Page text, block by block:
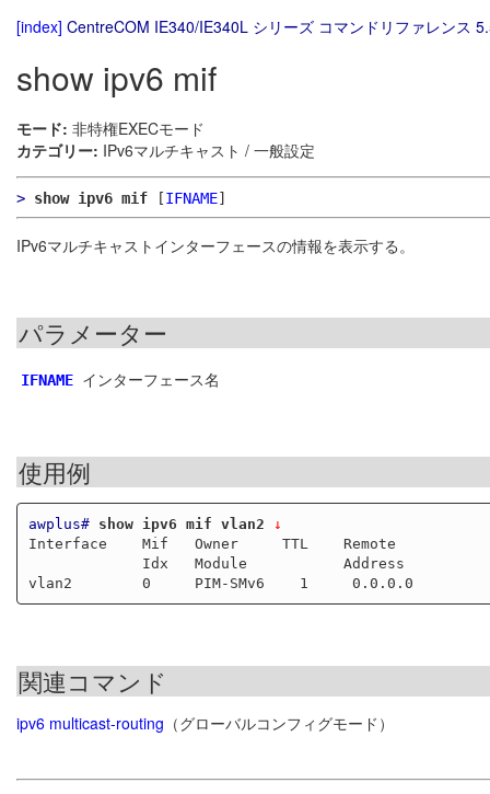
[index] CentreCOM IE340/IE340L シリーズ コマンドリファレンス
show ipv6 mif
モード: 非特権EXECモード
カテゴリー: IPv6マルチキャスト / 一般設定
> show ipv6 mif [IFNAME]
IPv6マルチキャストインターフェースの情報を表示する。
パラメーター
IFNAME インターフェース名
使用例
awplus# show ipv6 mif vlan2 ↓
Interface    Mif   Owner     TTL    Remote
関連コマンド
ipv6 multicast-routing （グローバルコンフィグモード）